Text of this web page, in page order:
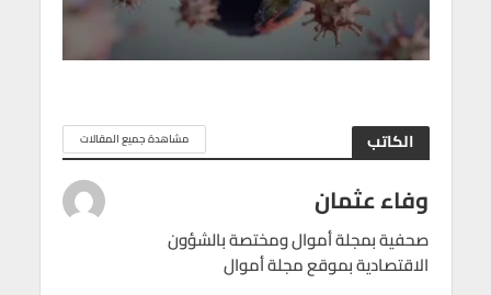
الكاتب مشاهدة جميع المقالات
وفاء عثمان
صحفية بمجلة أموال ومختصة بالشؤون
الاقتصادية بموقع مجلة أموال